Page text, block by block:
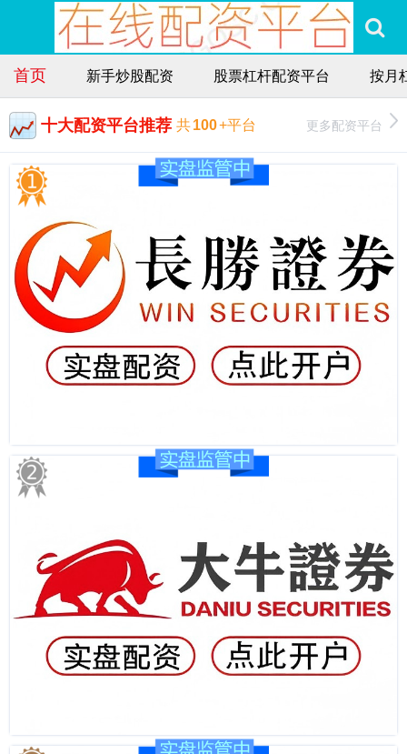
首页 新手炒股配资 股票杠杆配资平台 按月
十大配资平台推荐 共100+平台 更多配资平台